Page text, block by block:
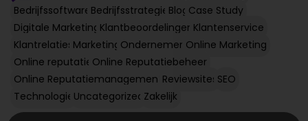
Bedrijfssoftware Bedrijfsstrategie Blog Case Study
Digitale Marketing Klantbeoordelingen Klantenservice
Klantrelaties Marketing Ondernemen Online Marketing
Online reputatie Online Reputatiebeheer
Online Reputatiemanagement Reviewsites SEO
Technologie Uncategorized Zakelijk